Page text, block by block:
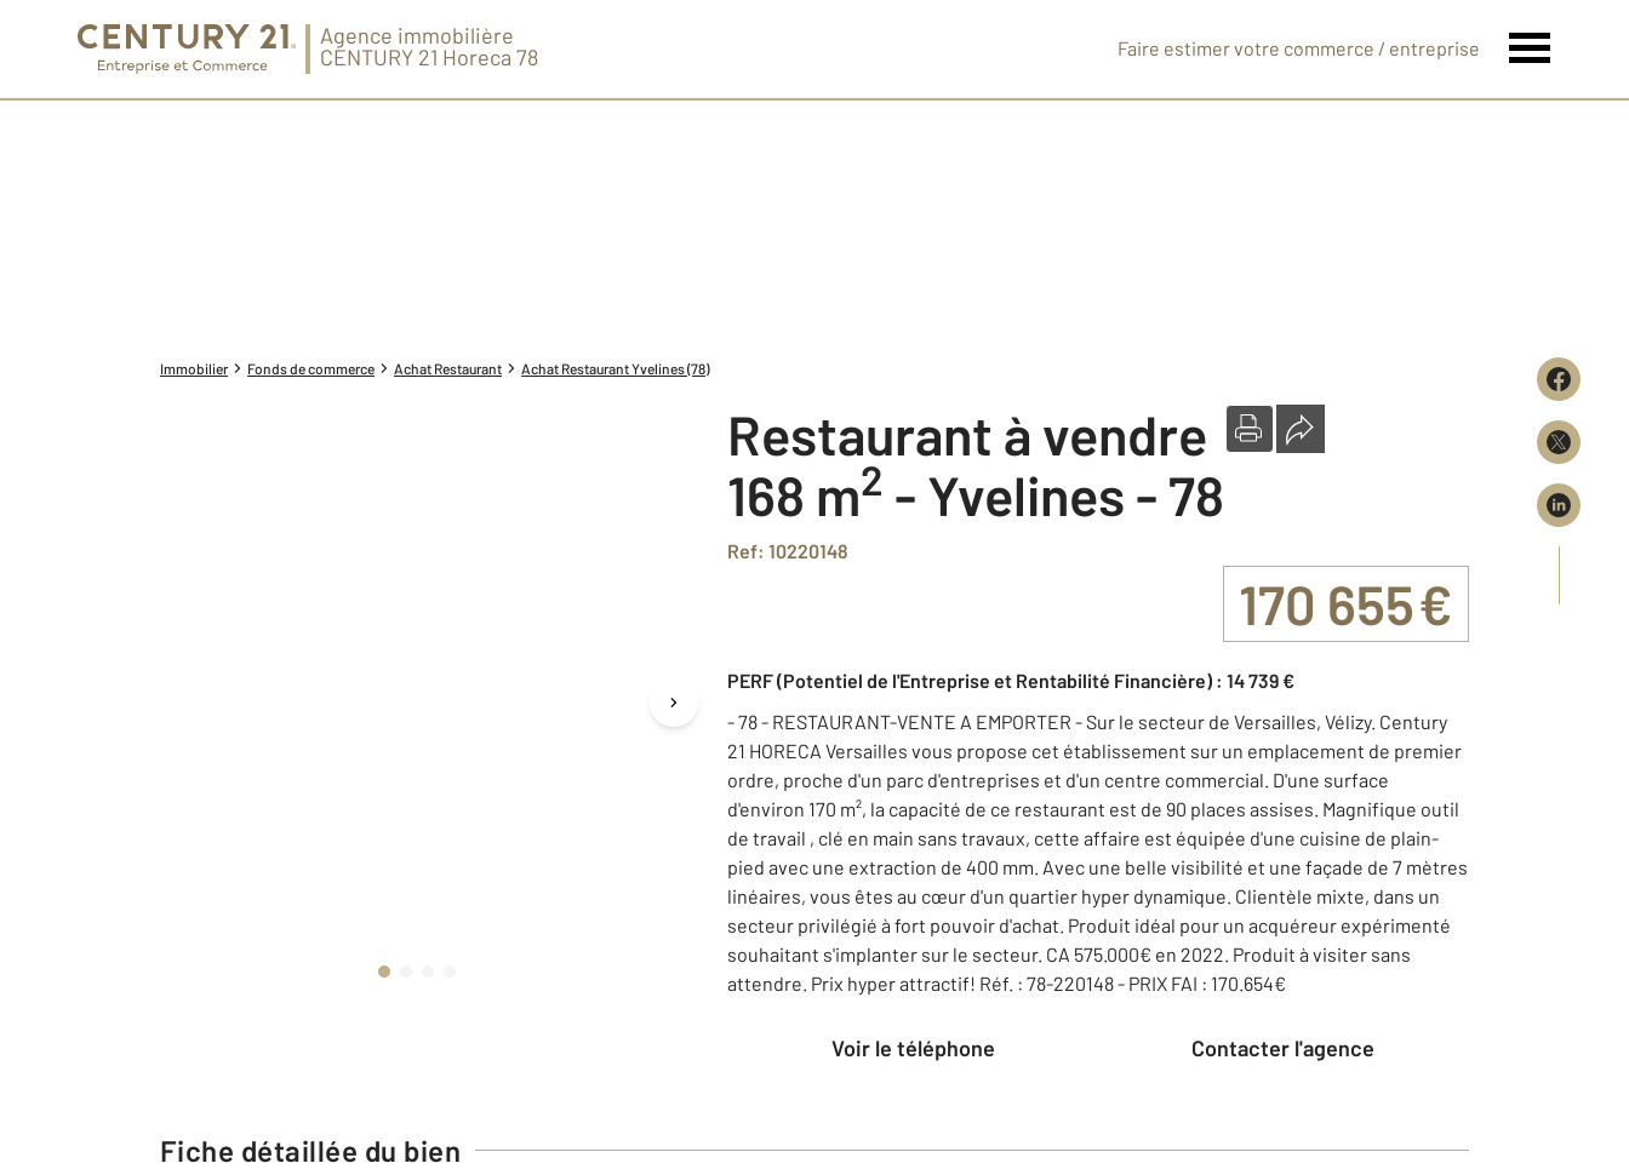
Agence immobilière
CENTURY 21 Horeca 78
Faire estimer votre commerce / entreprise
Immobilier Fonds de commerce Achat Restaurant Achat Restaurant Yvelines (78)
Restaurant à vendre
168 m2 - Yvelines - 78
Ref: 10220148
170 655 €
PERF (Potentiel de l'Entreprise et Rentabilité Financière) : 14 739 €
- 78 - RESTAURANT-VENTE A EMPORTER - Sur le secteur de Versailles, Vélizy. Century
21 HORECA Versailles vous propose cet établissement sur un emplacement de premier
ordre, proche d'un parc d'entreprises et d'un centre commercial. D'une surface
d'environ 170 m², la capacité de ce restaurant est de 90 places assises. Magnifique outil
de travail , clé en main sans travaux, cette affaire est équipée d'une cuisine de plain-
pied avec une extraction de 400 mm. Avec une belle visibilité et une façade de 7 mètres
linéaires, vous êtes au cœur d'un quartier hyper dynamique. Clientèle mixte, dans un
secteur privilégié à fort pouvoir d'achat. Produit idéal pour un acquéreur expérimenté
souhaitant s'implanter sur le secteur. CA 575.000€ en 2022. Produit à visiter sans
attendre. Prix hyper attractif! Réf. : 78-220148 - PRIX FAI : 170.654€
Voir le téléphone Contacter l'agence
Fiche détaillée du bien